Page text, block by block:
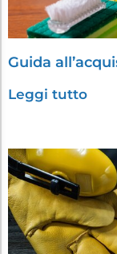
Guida
Leggi tutto